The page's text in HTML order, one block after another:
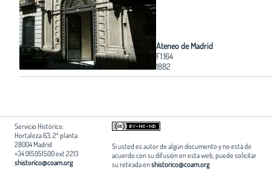
Ateneo de Madrid
F1.164
1882
Servicio Histórico:
Hortaleza 63, 2ª planta
28004 Madrid
+34 915951500 ext 2213
shistorico@coam.org
Si usted es autor de algún documento y no está de
acuerdo con su difusión en esta web, puede solicitar
su retirada enshistorico@coam.org